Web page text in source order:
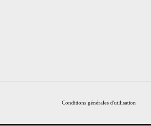
Conditions générales d'utilisation